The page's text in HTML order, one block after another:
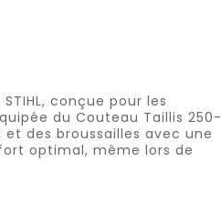
conçue pour les
du Couteau Taillis
des broussailles avec une
optimal, même lors de